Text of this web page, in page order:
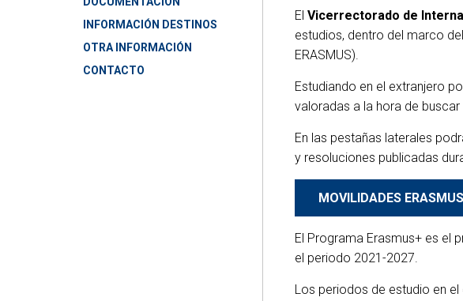
WESET Project
LISTO Project
T4GREEN Project
WESET Project
BIOECON Project
REC-MAT Project
INFORMACIÓN DESTINOS
OTRA INFORMACIÓN
CONTACTO
El Vicerrectorado de
estudios, dentro del marco
ERASMUS).
Estudiando en el extranjero
valoradas a la hora de
En las pestañas laterales
y resoluciones publicadas
MOVILIDADES
El Programa Erasmus+ es el
el periodo 2021-2027.
Los periodos de estudio en